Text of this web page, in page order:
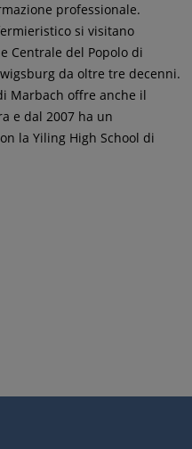
professionale.
si visitano
Centrale del Popolo di
da oltre tre decenni.
Marbach offre anche il
e dal 2007 ha un
la Yiling High School di